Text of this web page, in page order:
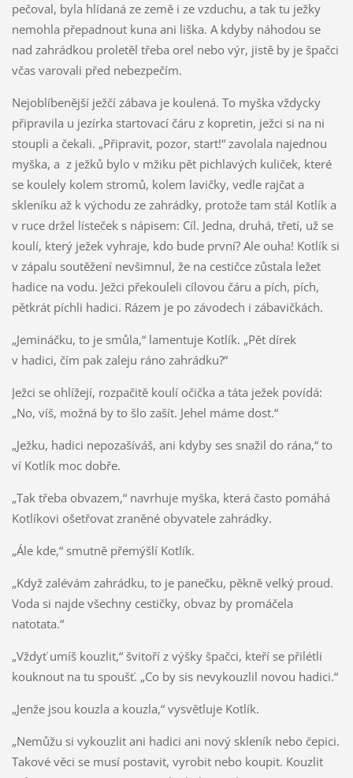
pečoval, byla hlídaná ze země i ze vzduchu, a tak tu ježky
nemohla přepadnout kuna ani liška. A kdyby náhodou se
nad zahrádkou proletěl třeba orel nebo výr, jistě by je špačci
včas varovali před nebezpečím.
Nejoblíbenější ježčí zábava je koulená. To myška vždycky
připravila u jezírka startovací čáru z kopretin, ježci si na ni
stoupli a čekali. „Připravit, pozor, start!“ zavolala najednou
myška, a z ježků bylo v mžiku pět pichlavých kuliček, které
se koulely kolem stromů, kolem lavičky, vedle rajčat a
skleníku až k východu ze zahrádky, protože tam stál Kotlík a
v ruce držel lísteček s nápisem: Cíl. Jedna, druhá, třetí, už se
koulí, který ježek vyhraje, kdo bude první? Ale ouha! Kotlík si
v zápalu soutěžení nevšimnul, že na cestičce zůstala ležet
hadice na vodu. Ježci překouleli cílovou čáru a pích, pích,
pětkrát píchli hadici. Rázem je po závodech i zábavičkách.
„Jemináčku, to je smůla,“ lamentuje Kotlík. „Pět dírek
v hadici, čím pak zaleju ráno zahrádku?“
Ježci se ohlížejí, rozpačitě koulí očička a táta ježek povídá:
„No, víš, možná by to šlo zašít. Jehel máme dost.“
„Ježku, hadici nepozašíváš, ani kdyby ses snažil do rána,“ to
ví Kotlík moc dobře.
„Tak třeba obvazem,“ navrhuje myška, která často pomáhá
Kotlíkovi ošetřovat zraněné obyvatele zahrádky.
„Ále kde,“ smutně přemýšlí Kotlík.
„Když zalévám zahrádku, to je panečku, pěkně velký proud.
Voda si najde všechny cestičky, obvaz by promáčela
natotata.“
„Vždyť umíš kouzlit,“ švitoří z výšky špačci, kteří se přilétli
kouknout na tu spoušť. „Co by sis nevykouzlil novou hadici.“
„Jenže jsou kouzla a kouzla,“ vysvětluje Kotlík.
„Nemůžu si vykouzlit ani hadici ani nový skleník nebo čepici.
Takové věci se musí postavit, vyrobit nebo koupit. Kouzlit